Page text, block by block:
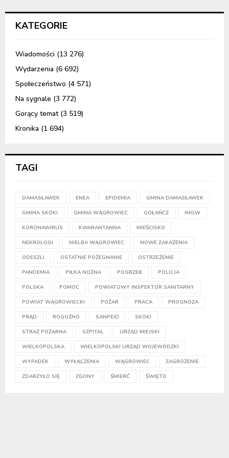
KATEGORIE
Wiadomości (13 276)
Wydarzenia (6 692)
Społeczeństwo (4 571)
Na sygnale (3 772)
Gorący temat(3 519)
Kronika (1 694)
TAGI
DAMASŁAWEK ENEA EPIDEMIA GMINA DAMASŁAWEK
GMINA SKOKI GMINA WĄGROWIEC GOŁAŃCZ IMGW
KORONAWIRUS KWARANTANNA MIEŚCISKO
NEKROLOGI NIELBA WĄGROWIEC NOWE ZAKAŻENIA
ODESZLI OSTATNIE POŻEGNANIE OSTRZEŻENIE
PANDEMIA PIŁKA NOŻNA POGRZEB POLICJA
POLSKA POMOC POWIATOWY INSPEKTOR SANITARNY
POWIAT WĄGROWIECKI POŻAR PRACA PROGNOZA
PRĄD ROGOŹNO SANPEID SKOKI
STRAŻ POŻARNA SZPITAL URZĄD MIEJSKI
WIELKOPOLSKA WIELKOPOLSKI URZĄD WOJEWÓDZKI
WYPADEK WYŁĄCZENIA WĄGROWIEC ZAGROŻENIE
ZDARZYŁO SIĘ ZGONY ŚMIERĆ ŚWIĘTO